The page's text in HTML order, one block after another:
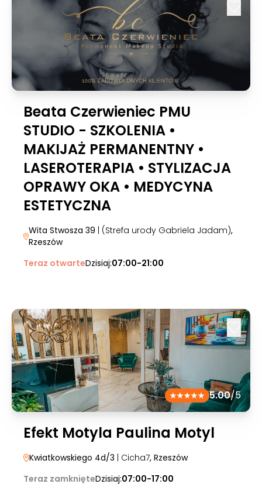
Beata Czerwieniec PMU
STUDIO - SZKOLENIA •
MAKIJAŻ PERMANENTNY •
LASEROTERAPIA • STYLIZACJA
OPRAWY OKA • MEDYCYNA
ESTETYCZNA
Wita Stwosza 39 | (Strefa urody Gabriela Jadam),
Rzeszów
Teraz otwarteDzisiaj:07:00-21:00
5.00/5
Efekt Motyla Paulina Motyl
Kwiatkowskiego 4d/3 | Cicha7, Rzeszów
Teraz zamknięteDzisiaj:07:00-17:00